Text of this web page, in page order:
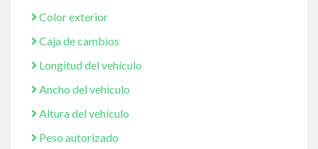
Color exterior
Caja de cambios
Longitud del vehículo
Ancho del vehículo
Altura del vehículo
Peso autorizado